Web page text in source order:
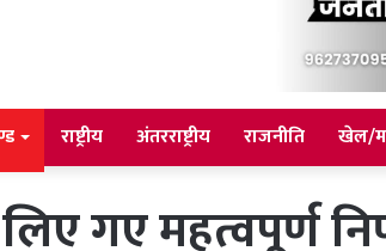
राष्ट्रीय अंतरराष्ट्रीय राजनीति खेल/
गए महत्वपूर्ण